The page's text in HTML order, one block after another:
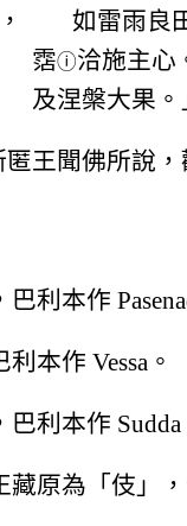
， 如雷雨良
霑ⓘ洽施主心
涅槃大果。
王聞佛所說，
巴利本作
利本作 Vessa。
巴利本作 Sudda
藏原為「伎」